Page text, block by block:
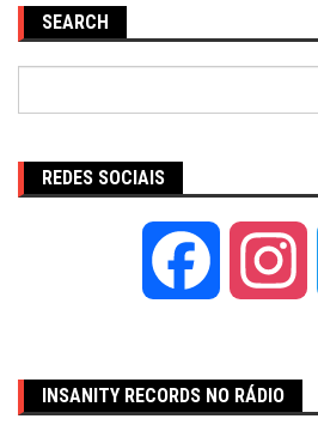
SEARCH
REDES SOCIAIS
Facebook
INSANITY RECORDS NO RÁDIO